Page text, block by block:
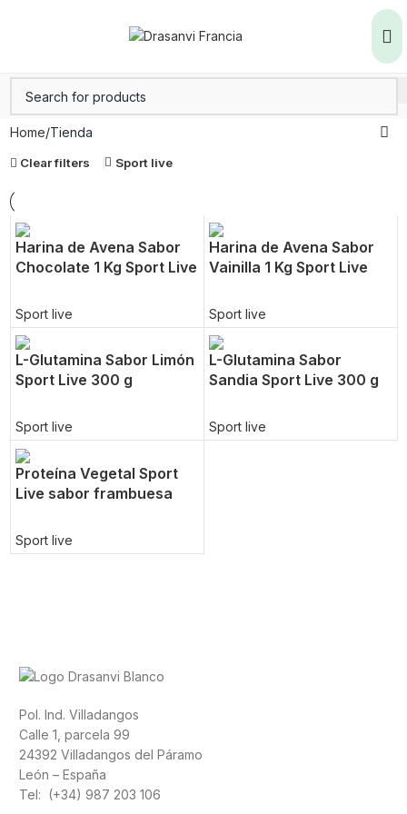
Home Tienda
Clear filters Sport live
Harina de Avena Sabor
Chocolate 1 Kg Sport Live
Sport live
Harina de Avena Sabor
Vainilla 1 Kg Sport Live
Sport live
L-Glutamina Sabor Limón
Sport Live 300 g
Sport live
L-Glutamina Sabor
Sandia Sport Live 300 g
Sport live
Proteína Vegetal Sport
Live sabor frambuesa
Sport live
Pol. Ind. Villadangos
Calle 1, parcela 99
24392 Villadangos del Páramo
León – España
Tel: (+34) 987 203 106